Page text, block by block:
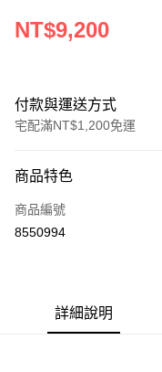
NT$9,200
付款與運送方式
宅配滿NT$1,200免運
信用卡一次付款
LINE Pay
商品特色
商品編號
8550994
詳細說明